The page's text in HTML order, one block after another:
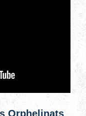
Orphelinats